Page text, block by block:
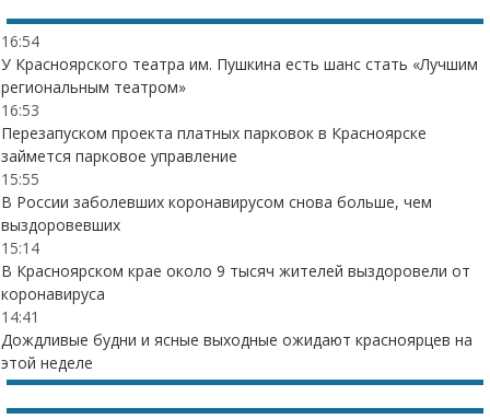
16:54
У Красноярского театра им. Пушкина есть шанс стать «Лучшим
региональным театром»
16:53
Перезапуском проекта платных парковок в Красноярске
займется парковое управление
15:55
В России заболевших коронавирусом снова больше, чем
выздоровевших
15:14
В Красноярском крае около 9 тысяч жителей выздоровели от
коронавируса
14:41
Дождливые будни и ясные выходные ожидают красноярцев на
этой неделе